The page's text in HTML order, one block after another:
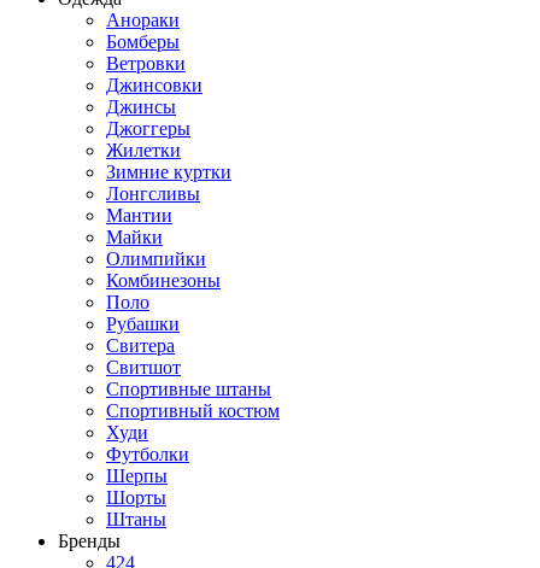
Анораки
Бомберы
Ветровки
Джинсовки
Джинсы
Джоггеры
Жилетки
Зимние куртки
Лонгсливы
Мантии
Майки
Олимпийки
Комбинезоны
Поло
Рубашки
Свитера
Свитшот
Спортивные штаны
Спортивный костюм
Худи
Футболки
Шерпы
Шорты
Штаны
Бренды
424